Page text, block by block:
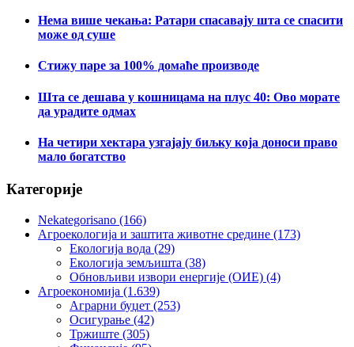
Нема више чекања: Ратари спасавају шта се спасити
може од суше
Стижу паре за 100% домаће производе
Шта се дешава у кошницама на плус 40: Ово морате
да урадите одмах
На четири хектара узгајају биљку која доноси право
мало богатство
Категорије
Nekategorisano (166)
Агроекологија и заштита животне средине (173)
Екологија вода (29)
Екологија земљишта (38)
Обновљиви извори енергије (ОИЕ) (4)
Агроекономија (1.639)
Аграрни буџет (253)
Осигурање (42)
Тржиште (305)